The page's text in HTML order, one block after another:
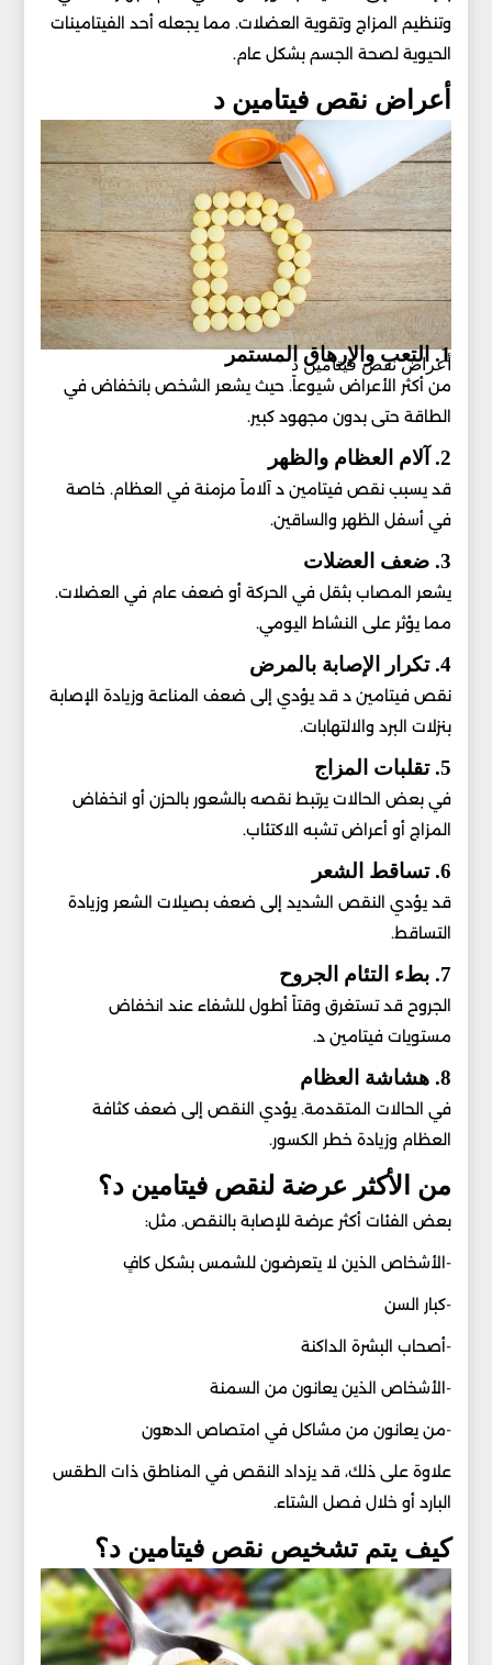
وتنظيم المزاج وتقوية العضلات. مما يجعله أحد الفيتامينات
الحيوية لصحة الجسم بشكل عام.
أعراض نقص فيتامين د
أعراض نقص فيتامين د
1. التعب والإرهاق المستمر
من أكثر الأعراض شيوعاً. حيث يشعر الشخص بانخفاض في
الطاقة حتى بدون مجهود كبير.
2. آلام العظام والظهر
قد يسبب نقص فيتامين د آلاماً مزمنة في العظام. خاصة
في أسفل الظهر والساقين.
3. ضعف العضلات
يشعر المصاب بثقل في الحركة أو ضعف عام في العضلات.
مما يؤثر على النشاط اليومي.
4. تكرار الإصابة بالمرض
نقص فيتامين د قد يؤدي إلى ضعف المناعة وزيادة الإصابة
بنزلات البرد والالتهابات.
5. تقلبات المزاج
في بعض الحالات يرتبط نقصه بالشعور بالحزن أو انخفاض
المزاج أو أعراض تشبه الاكتئاب.
6. تساقط الشعر
قد يؤدي النقص الشديد إلى ضعف بصيلات الشعر وزيادة
التساقط.
7. بطء التئام الجروح
الجروح قد تستغرق وقتاً أطول للشفاء عند انخفاض
مستويات فيتامين د.
8. هشاشة العظام
في الحالات المتقدمة. يؤدي النقص إلى ضعف كثافة
العظام وزيادة خطر الكسور.
من الأكثر عرضة لنقص فيتامين د؟
بعض الفئات أكثر عرضة للإصابة بالنقص. مثل:
-الأشخاص الذين لا يتعرضون للشمس بشكل كافٍ
-كبار السن
-أصحاب البشرة الداكنة
-الأشخاص الذين يعانون من السمنة
-من يعانون من مشاكل في امتصاص الدهون
علاوة على ذلك، قد يزداد النقص في المناطق ذات الطقس
البارد أو خلال فصل الشتاء.
كيف يتم تشخيص نقص فيتامين د؟